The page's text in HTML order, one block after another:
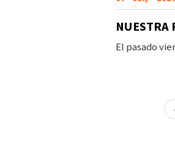
NUESTRA
El pasado